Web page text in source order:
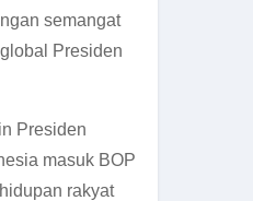
semangat
Presiden
Presiden
masuk BOP
rakyat